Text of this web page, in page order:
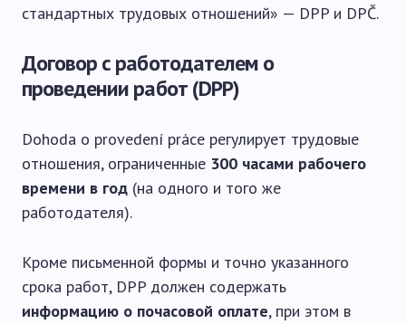
стандартных трудовых отношений» — DPP и DPČ.
Договор с работодателем о
проведении работ (DPP)
Dohoda o provedení práce регулирует трудовые
отношения, ограниченные 300 часами рабочего
времени в год (на одного и того же
работодателя).
Кроме письменной формы и точно указанного
срока работ, DPP должен содержать
информацию о почасовой оплате, при этом в